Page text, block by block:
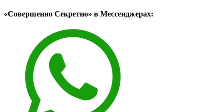
«Совершенно Секретно» в Мессенджерах: